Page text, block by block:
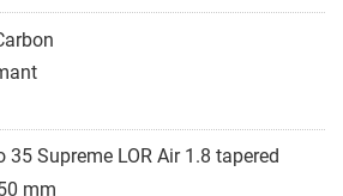
35 Supreme LOR Air 1.8 tapered
mm